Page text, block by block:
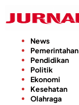
konten
News
Pemerintahan
Pendidikan
Politik
Ekonomi
Kesehatan
Olahraga